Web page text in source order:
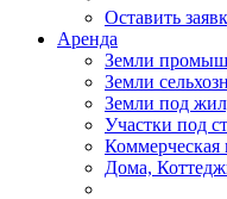
Оставить
Аренда
Земли
Земли
Земли под
Участки под
Дома,